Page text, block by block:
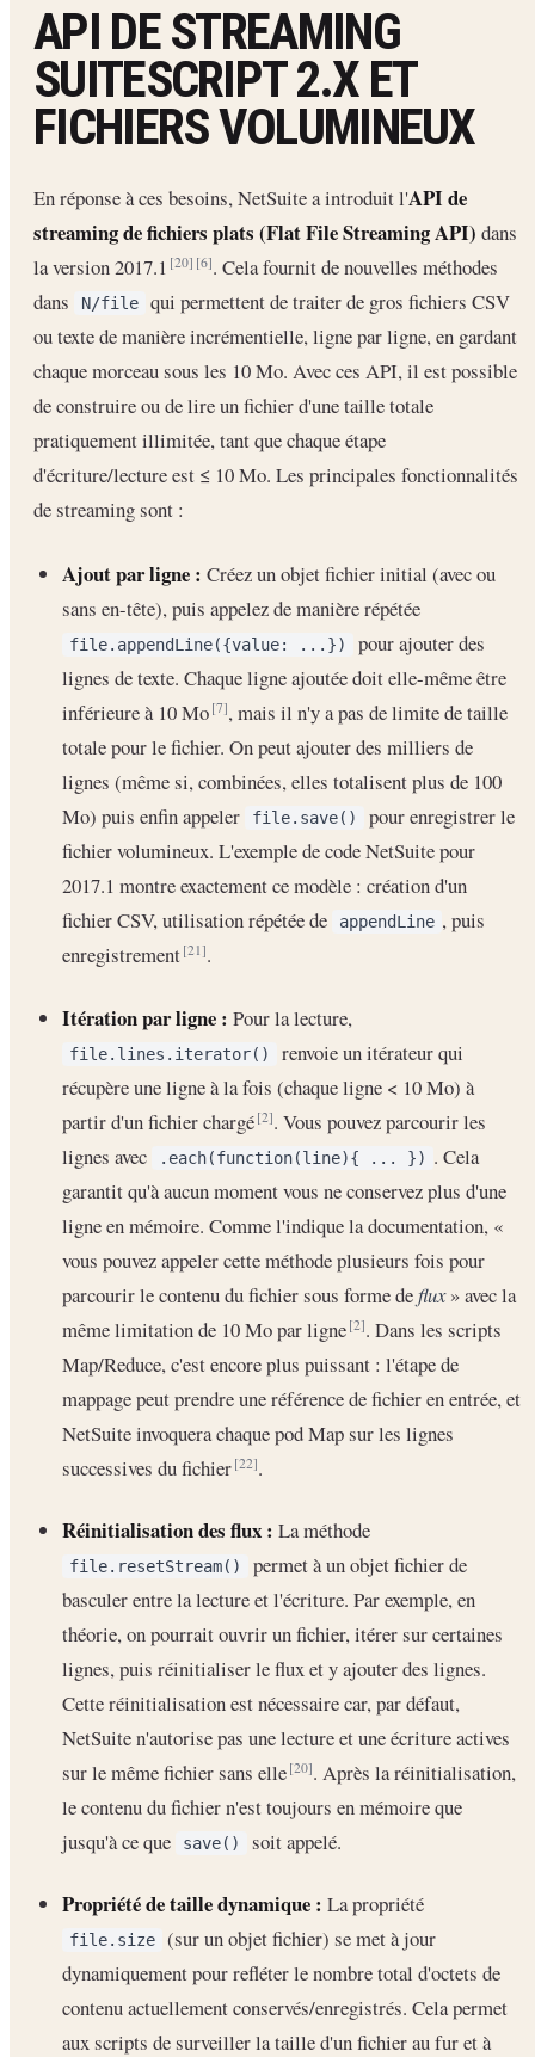
API DE STREAMING
SUITESCRIPT 2.X ET
FICHIERS VOLUMINEUX
En réponse à ces besoins, NetSuite a introduit l'API de
streaming de fichiers plats (Flat File Streaming API) dans
la version 2017.1[20] [6]. Cela fournit de nouvelles méthodes
dans
N/file
qui permettent de traiter de gros fichiers CSV
ou texte de manière incrémentielle, ligne par ligne, en gardant
chaque morceau sous les 10 Mo. Avec ces API, il est possible
de construire ou de lire un fichier d'une taille totale
pratiquement illimitée, tant que chaque étape
d'écriture/lecture est ≤ 10 Mo. Les principales fonctionnalités
de streaming sont :
Ajout par ligne : Créez un objet fichier initial (avec ou
sans en-tête), puis appelez de manière répétée
file.appendLine({value: ...})
pour ajouter des
lignes de texte. Chaque ligne ajoutée doit elle-même être
inférieure à 10 Mo[7], mais il n'y a pas de limite de taille
totale pour le fichier. On peut ajouter des milliers de
lignes (même si, combinées, elles totalisent plus de 100
Mo) puis enfin appeler
file.save()
pour enregistrer le
fichier volumineux. L'exemple de code NetSuite pour
2017.1 montre exactement ce modèle : création d'un
fichier CSV, utilisation répétée de
appendLine , puis
enregistrement[21].
Itération par ligne : Pour la lecture,
file.lines.iterator()
renvoie un itérateur qui
récupère une ligne à la fois (chaque ligne < 10 Mo) à
partir d'un fichier chargé[2]. Vous pouvez parcourir les
lignes avec
.each(function(line){ ... }) . Cela
garantit qu'à aucun moment vous ne conservez plus d'une
ligne en mémoire. Comme l'indique la documentation, «
vous pouvez appeler cette méthode plusieurs fois pour
parcourir le contenu du fichier sous forme deflux» avec la
même limitation de 10 Mo par ligne[2]. Dans les scripts
Map/Reduce, c'est encore plus puissant : l'étape de
mappage peut prendre une référence de fichier en entrée, et
NetSuite invoquera chaque pod Map sur les lignes
successives du fichier[22].
Réinitialisation des flux : La méthode
file.resetStream()
permet à un objet fichier de
basculer entre la lecture et l'écriture. Par exemple, en
théorie, on pourrait ouvrir un fichier, itérer sur certaines
lignes, puis réinitialiser le flux et y ajouter des lignes.
Cette réinitialisation est nécessaire car, par défaut,
NetSuite n'autorise pas une lecture et une écriture actives
sur le même fichier sans elle[20]. Après la réinitialisation,
le contenu du fichier n'est toujours en mémoire que
jusqu'à ce que
save() soit appelé.
Propriété de taille dynamique : La propriété
file.size
(sur un objet fichier) se met à jour
dynamiquement pour refléter le nombre total d'octets de
contenu actuellement conservés/enregistrés. Cela permet
aux scripts de surveiller la taille d'un fichier au fur et à